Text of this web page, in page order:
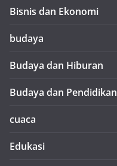
Bisnis dan Ekonomi
budaya
Budaya dan Hiburan
Budaya dan Pendidikan
cuaca
Edukasi